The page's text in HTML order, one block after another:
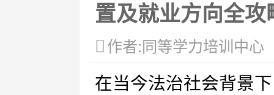
置及就业方向全攻
作者:同等学力培训中心
在当今法治社会背景